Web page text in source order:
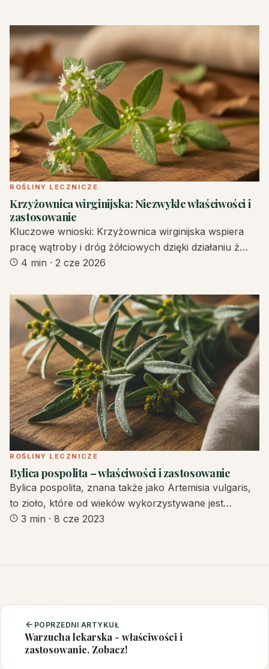
ROŚLINY LECZNICZE
Krzyżownica wirginijska: Niezwykłe właściwości i
zastosowanie
Kluczowe wnioski: Krzyżownica wirginijska wspiera
pracę wątroby i dróg żółciowych dzięki działaniu ż…
4 min · 2 cze 2026
ROŚLINY LECZNICZE
Bylica pospolita – właściwości i zastosowanie
Bylica pospolita, znana także jako Artemisia vulgaris,
to zioło, które od wieków wykorzystywane jest…
3 min · 8 cze 2023
POPRZEDNI ARTYKUŁ
Warzucha lekarska - właściwości i
zastosowanie. Zobacz!